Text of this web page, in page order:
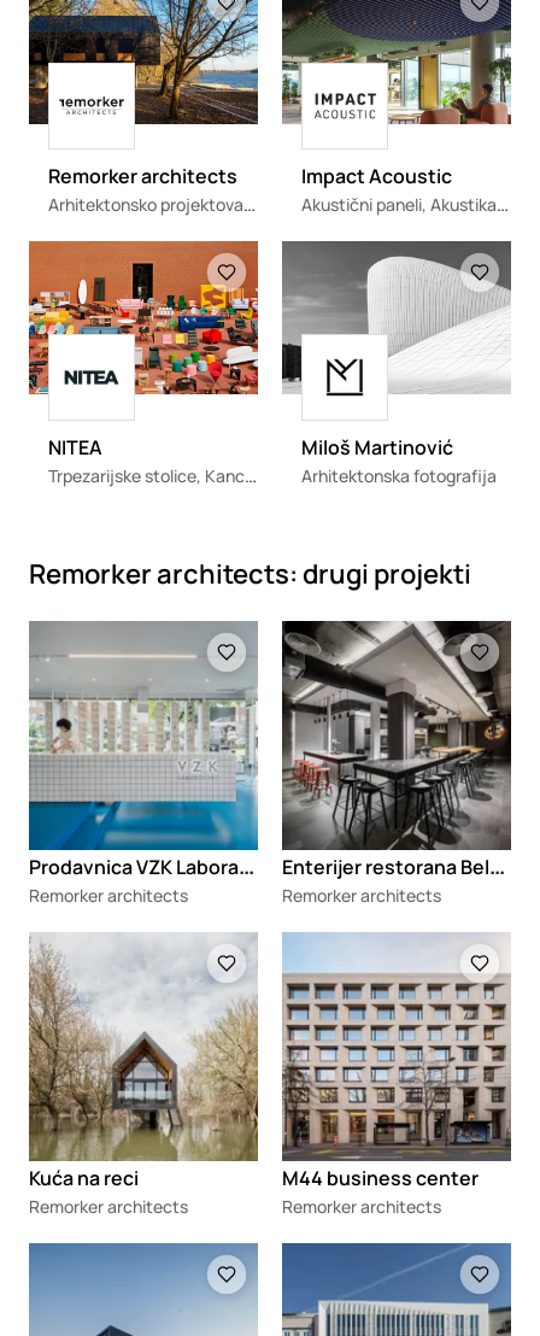
Remorker architects
Arhitektonsko projektovanje
Impact Acoustic
Akustični paneli, Akustika, Akustične pregrade, Akustična rasveta
NITEA
Trpezarijske stolice, Kancelarijske stolice i fotelje, Pregradni sistemi i police
Miloš Martinović
Arhitektonska fotografija
Remorker architects: drugi projekti
P
rodavnica VZK Laboratory
Remorker architects
Loading
E
nterijer restorana Belgrade Kitchen Party
Remorker architects
Loading
Kuća na reci
Remorker architects
M44 business center
Remorker architects